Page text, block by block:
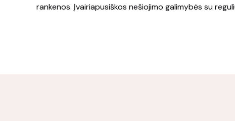
rankenos. Įvairiapusiškos nešiojimo galimybės su